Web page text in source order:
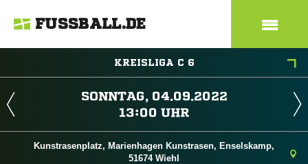
FUSSBALL.DE
KREISLIGA C 6
 
 
Kunstrasenplatz, Marienhagen Kunstrasen, Enselskamp,
51674 Wiehl